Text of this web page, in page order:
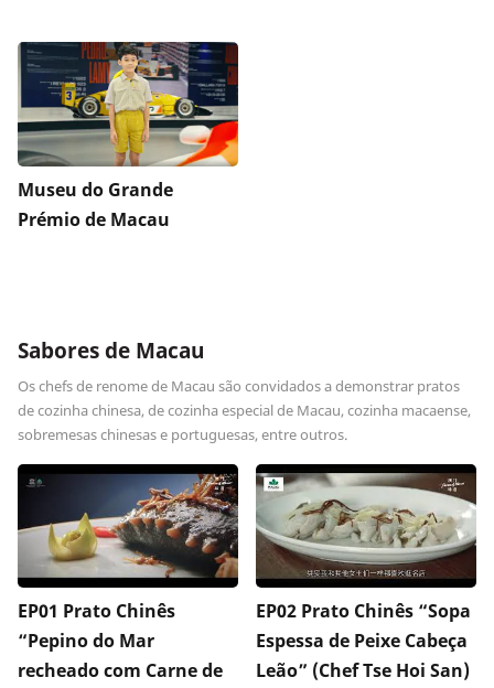
Museu do Grande
Prémio de Macau
Sabores de Macau
Os chefs de renome de Macau são convidados a demonstrar pratos
de cozinha chinesa, de cozinha especial de Macau, cozinha macaense,
sobremesas chinesas e portuguesas, entre outros.
EP01 Prato Chinês
“Pepino do Mar
recheado com Carne de
EP02 Prato Chinês “Sopa
Espessa de Peixe Cabeça
Leão” (Chef Tse Hoi San)